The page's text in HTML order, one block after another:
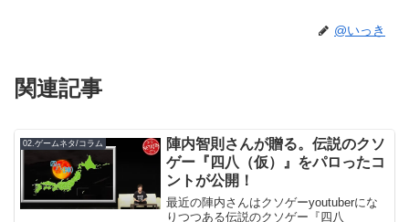
@いっき
関連記事
02.ゲームネタ/コラム
陣内智則さんが贈る。伝説のクソ
ゲー『四八（仮）』をパロったコ
ントが公開！
最近の陣内さんはクソゲーyoutuberにな
りつつある伝説のクソゲー『四八